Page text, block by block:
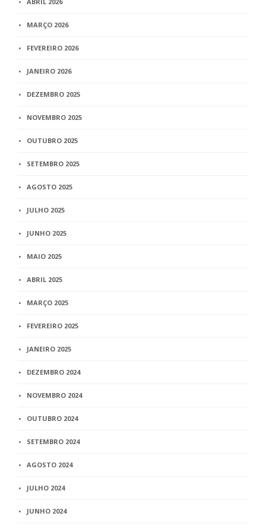
MARÇO 2026
FEVEREIRO 2026
JANEIRO 2026
DEZEMBRO 2025
NOVEMBRO 2025
OUTUBRO 2025
SETEMBRO 2025
AGOSTO 2025
JULHO 2025
JUNHO 2025
MAIO 2025
ABRIL 2025
MARÇO 2025
FEVEREIRO 2025
JANEIRO 2025
DEZEMBRO 2024
NOVEMBRO 2024
OUTUBRO 2024
SETEMBRO 2024
AGOSTO 2024
JULHO 2024
JUNHO 2024